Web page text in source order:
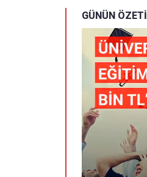
GÜNÜN ÖZETİ